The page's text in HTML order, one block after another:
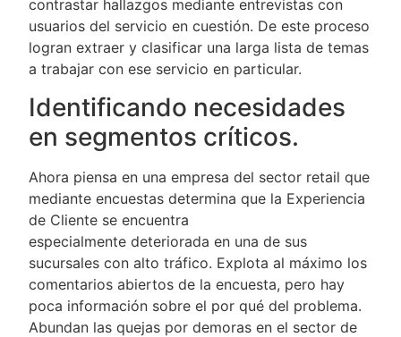
contrastar hallazgos mediante entrevistas con
usuarios del servicio en cuestión. De este proceso
logran extraer y clasificar una larga lista de temas
a trabajar con ese servicio en particular.
Identificando necesidades
en segmentos críticos.
Ahora piensa en una empresa del sector retail que
mediante encuestas determina que la Experiencia
de Cliente se encuentra
especialmente deteriorada en una de sus
sucursales con alto tráfico. Explota al máximo los
comentarios abiertos de la encuesta, pero hay
poca información sobre el por qué del problema.
Abundan las quejas por demoras en el sector de